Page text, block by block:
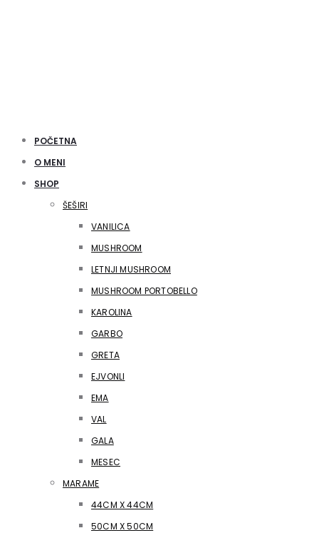
POČETNA
O MENI
SHOP
ŠEŠIRI
VANILICA
MUSHROOM
LETNJI MUSHROOM
MUSHROOM PORTOBELLO
KAROLINA
GARBO
GRETA
EJVONLI
EMA
VAL
GALA
MESEC
MARAME
44CM X 44CM
50CM X 50CM